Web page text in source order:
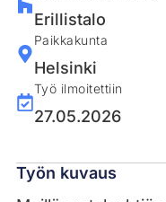
Erillistalo
Paikkakunta
Helsinki
Työ ilmoitettiin
27.05.2026
Työn kuvaus